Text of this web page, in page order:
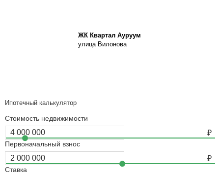
ЖК Квартал Ауруум
улица Вилонова
Ипотечный калькулятор
Стоимость недвижимости
Первоначальный взнос
Ставка